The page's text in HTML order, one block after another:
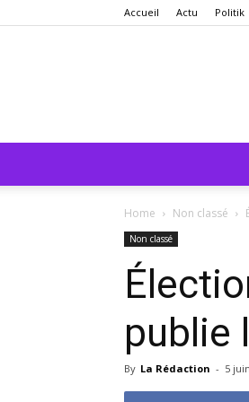
Accueil Actu Politik
Home Non classé
Non classé
publie
By La Rédaction - 5